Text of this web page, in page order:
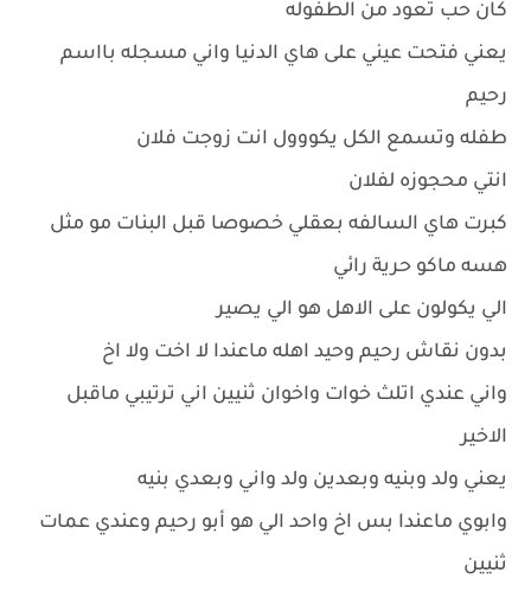
كان حب تعود من الطفوله
يعني فتحت عيني على هاي الدنيا واني مسجله بااسم
رحيم
طفله وتسمع الكل يكووول انت زوجت فلان
انتي محجوزه لفلان
كبرت هاي السالفه بعقلي خصوصا قبل البنات مو مثل
هسه ماكو حرية رائي
الي يكولون على الاهل هو الي يصير
بدون نقاش رحيم وحيد اهله ماعندا لا اخت ولا اخ
واني عندي اتلث خوات واخوان ثنيين اني ترتيبي ماقبل
الاخير
يعني ولد وبنيه وبعدين ولد واني وبعدي بنيه
وابوي ماعندا بس اخ واحد الي هو أبو رحيم وعندي عمات
ثنيين